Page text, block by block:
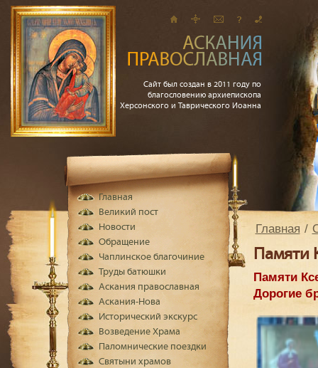
Сайт был создан в 2011 году по
благословению архиепископа
Херсонского и Таврического Иоанна
Главная
Памяти
Памяти
Дорогие
Главная
Великий пост
Новости
Обращение
Чаплинское благочиние
Труды батюшки
Аскания православная
Аскания-Нова
Исторический экскурс
Возведение Храма
Паломнические поездки
Святыни храмов